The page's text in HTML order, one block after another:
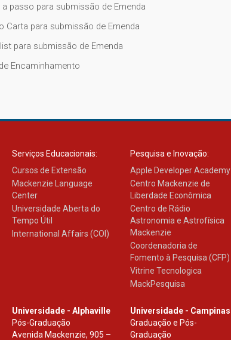
a passo para submissão de Emenda
Carta para submissão de Emenda
para submissão de Emenda
Encaminhamento
Serviços Educacionais:
Cursos de Extensão
Mackenzie Language
Center
Universidade Aberta do
Tempo Útil
International Affairs (COI)
Pesquisa e Inovação:
Apple Developer Academy
Centro Mackenzie de
Liberdade Econômica
Centro de Rádio
Astronomia e Astrofísica
Mackenzie
Coordenadoria de
Fomento à Pesquisa (CFP)
Vitrine Tecnologica
MackPesquisa
Universidade - Alphaville
Pós-Graduação
Avenida Mackenzie, 905 –
Universidade - Campinas
Graduação e Pós-
Graduação